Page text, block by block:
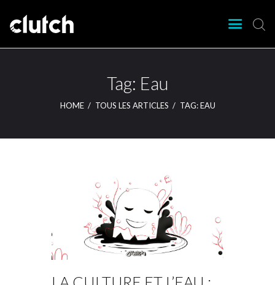
Tag: Eau
HOME TOUS LES ARTICLES TAG: EAU
Clutch Webzine
Nos éditions
Magazine